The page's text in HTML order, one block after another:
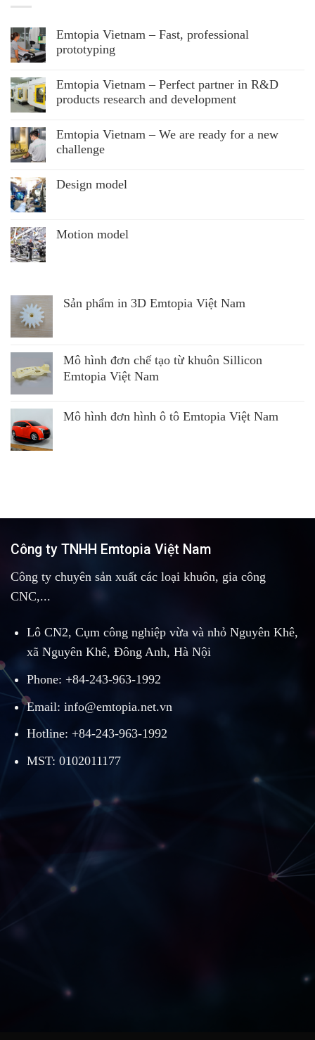
Emtopia Vietnam – Fast, professional
prototyping
Emtopia Vietnam – Perfect partner in R&D
products research and development
Emtopia Vietnam – We are ready for a new
challenge
Design model
Motion model
Sản phẩm in 3D Emtopia Việt Nam
Mô hình đơn chế tạo từ khuôn Sillicon
Emtopia Việt Nam
Mô hình đơn hình ô tô Emtopia Việt Nam
Công ty TNHH Emtopia Việt Nam
Công ty chuyên sản xuất các loại khuôn, gia công
CNC,...
Lô CN2, Cụm công nghiệp vừa và nhỏ Nguyên Khê,
xã Nguyên Khê, Đông Anh, Hà Nội
Phone: +84-243-963-1992
Email: info@emtopia.net.vn
Hotline: +84-243-963-1992
MST: 0102011177